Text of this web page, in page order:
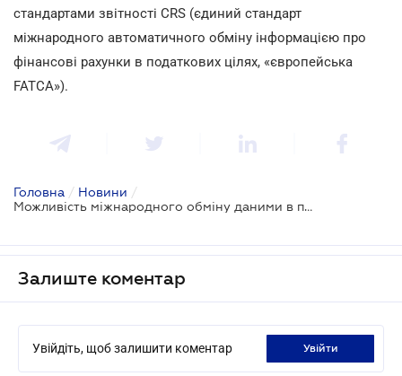
стандартами звітності CRS (єдиний стандарт
міжнародного автоматичного обміну інформацією про
фінансові рахунки в податкових цілях, «європейська
FATCA»).
Головна / Новини /
Можливість міжнародного обміну даними в податкових цілях стала на крок ближче
Залиште коментар
Увійдіть, щоб залишити коментар увійти